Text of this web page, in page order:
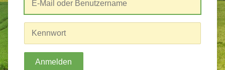
Anmelden